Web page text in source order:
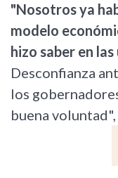
"Nosotros ya
modelo
hizo saber en las
Desconfianza
los
buena